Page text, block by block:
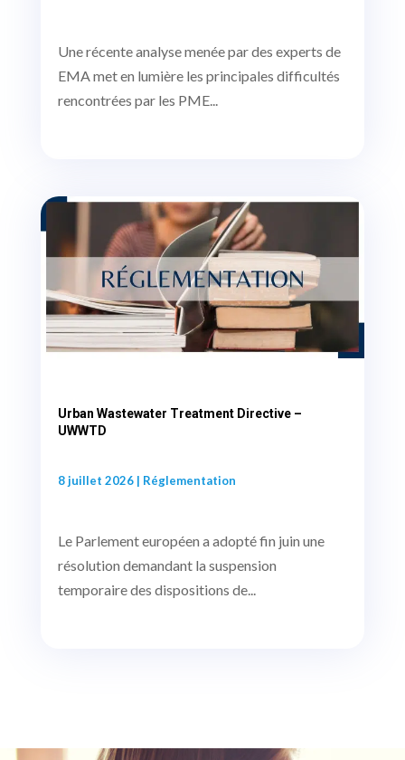
Une récente analyse menée par des experts de
EMA met en lumière les principales difficultés
rencontrées par les PME...
Urban Wastewater Treatment Directive –
UWWTD
8 juillet 2026| Réglementation
Le Parlement européen a adopté fin juin une
résolution demandant la suspension
temporaire des dispositions de...